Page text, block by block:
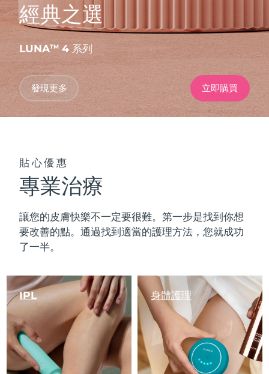
經典之選
LUNATM 4 系列
發現更多 立即購買
貼心優惠
專業治療
讓您的皮膚快樂不一定要很難。第一步是找到你想
要改善的點。通過找到適當的護理方法，您就成功
了一半。
IPL 身體護理